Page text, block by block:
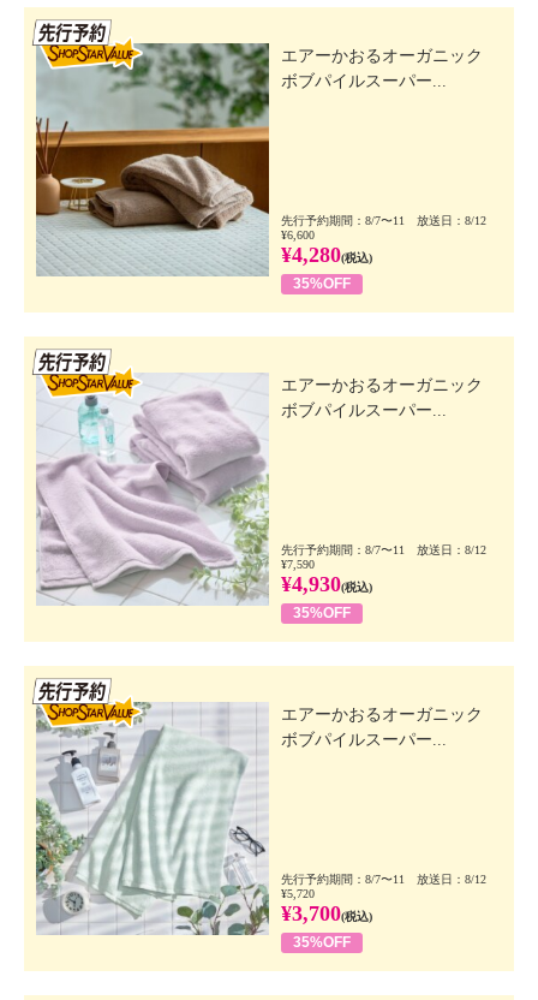
エアーかおるオーガニック
ボブパイルスーパー...
先行予約期間：8/7〜11 放送日：8/12
¥6,600
¥4,280(税込)
35%OFF
エアーかおるオーガニック
ボブパイルスーパー...
先行予約期間：8/7〜11 放送日：8/12
¥7,590
¥4,930(税込)
35%OFF
エアーかおるオーガニック
ボブパイルスーパー...
先行予約期間：8/7〜11 放送日：8/12
¥5,720
¥3,700(税込)
35%OFF